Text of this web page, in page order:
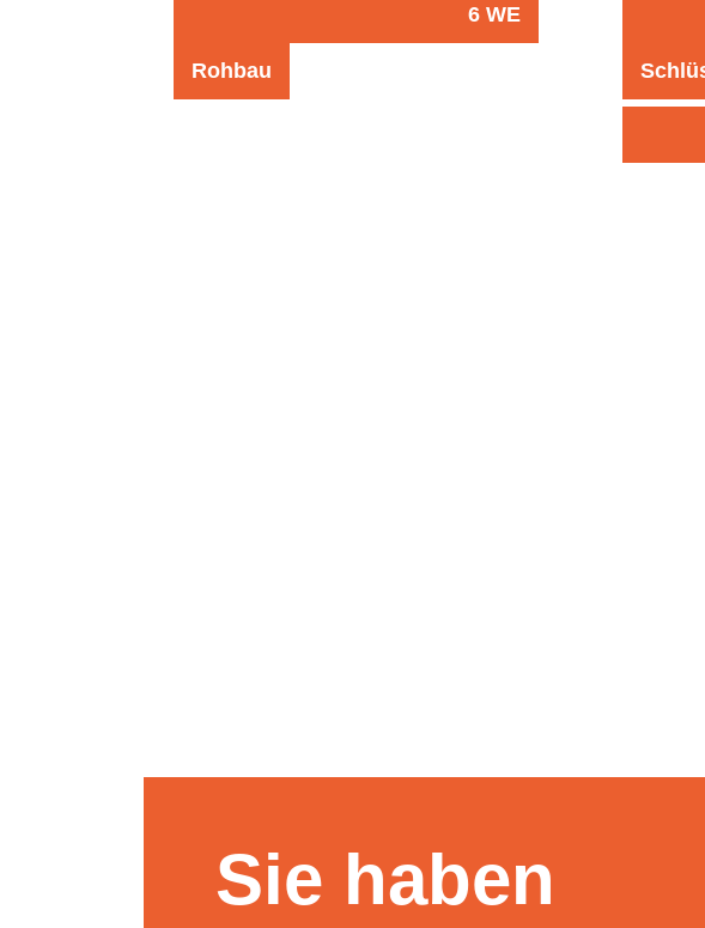
6 WE
Rohbau
Sie haben